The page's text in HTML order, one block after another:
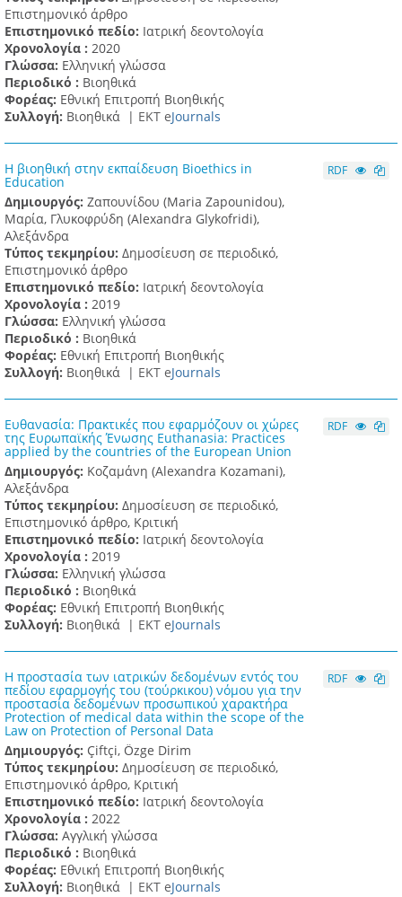
Επιστημονικό άρθρο
Επιστημονικό πεδίο: Ιατρική δεοντολογία
Χρονολογία : 2020
Γλώσσα: Ελληνική γλώσσα
Περιοδικό : Βιοηθικά
Φορέας: Εθνική Επιτροπή Βιοηθικής
Συλλογή: Βιοηθικά | ΕΚΤ eJournals
Η βιοηθική στην εκπαίδευση Bioethics in
Education
Δημιουργός: Ζαπουνίδου (Maria Zapounidou),
Μαρία, Γλυκοφρύδη (Alexandra Glykofridi),
Αλεξάνδρα
Τύπος τεκμηρίου: Δημοσίευση σε περιοδικό,
Επιστημονικό άρθρο
Επιστημονικό πεδίο: Ιατρική δεοντολογία
Χρονολογία : 2019
Γλώσσα: Ελληνική γλώσσα
Περιοδικό : Βιοηθικά
Φορέας: Εθνική Επιτροπή Βιοηθικής
Συλλογή: Βιοηθικά | ΕΚΤ eJournals
RDF
Ευθανασία: Πρακτικές που εφαρμόζουν οι χώρες
της Ευρωπαϊκής Ένωσης Euthanasia: Practices
applied by the countries of the European Union
Δημιουργός: Κοζαμάνη (Alexandra Kozamani),
Αλεξάνδρα
Τύπος τεκμηρίου: Δημοσίευση σε περιοδικό,
Επιστημονικό άρθρο, Κριτική
Επιστημονικό πεδίο: Ιατρική δεοντολογία
Χρονολογία : 2019
Γλώσσα: Ελληνική γλώσσα
Περιοδικό : Βιοηθικά
Φορέας: Εθνική Επιτροπή Βιοηθικής
Συλλογή: Βιοηθικά | ΕΚΤ eJournals
RDF
Η προστασία των ιατρικών δεδομένων εντός του
πεδίου εφαρμογής του (τούρκικου) νόμου για την
προστασία δεδομένων προσωπικού χαρακτήρα
Protection of medical data within the scope of the
Law on Protection of Personal Data
Δημιουργός: Çiftçi, Özge Dirim
Τύπος τεκμηρίου: Δημοσίευση σε περιοδικό,
Επιστημονικό άρθρο, Κριτική
Επιστημονικό πεδίο: Ιατρική δεοντολογία
Χρονολογία : 2022
Γλώσσα: Αγγλική γλώσσα
Περιοδικό : Βιοηθικά
Φορέας: Εθνική Επιτροπή Βιοηθικής
Συλλογή: Βιοηθικά | ΕΚΤ eJournals
RDF